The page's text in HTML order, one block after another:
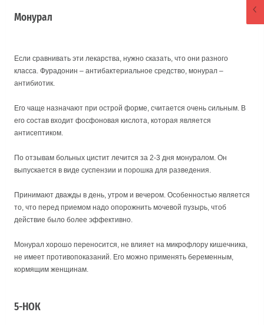
Монурал
Если сравнивать эти лекарства, нужно сказать, что они разного
класса. Фурадонин – антибактериальное средство, монурал –
антибиотик.
Его чаще назначают при острой форме, считается очень сильным. В
его состав входит фосфоновая кислота, которая является
антисептиком.
По отзывам больных цистит лечится за 2-3 дня монуралом. Он
выпускается в виде суспензии и порошка для разведения.
Принимают дважды в день, утром и вечером. Особенностью является
то, что перед приемом надо опорожнить мочевой пузырь, чтоб
действие было более эффективно.
Монурал хорошо переносится, не влияет на микрофлору кишечника,
не имеет противопоказаний. Его можно применять беременным,
кормящим женщинам.
5-НОК